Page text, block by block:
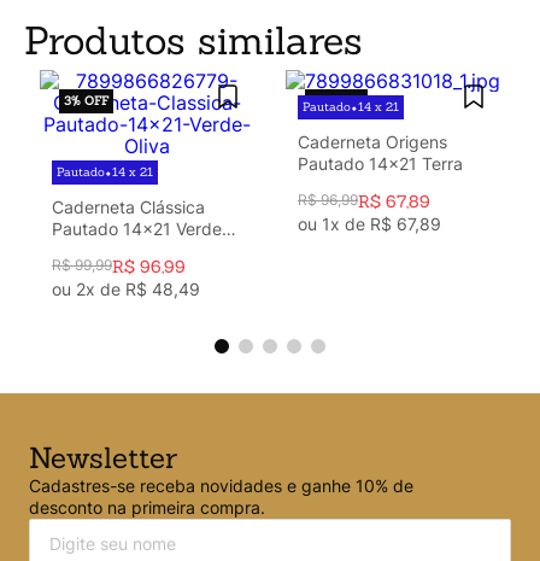
Produtos similares
3% OFF
Pautado•14 x 21
Caderneta Clássica
Pautado 14x21 Verde
R$ 99,99R$ 96,99
ou 2x de R$ 48,49
30%OFF
Pautado•14 x 21
Caderneta Origens
Pautado 14x21 Terra
R$ 96,99R$ 67,89
ou 1x de R$ 67,89
Newsletter
Cadastres-se receba novidades e ganhe 10% de
desconto na primeira compra.